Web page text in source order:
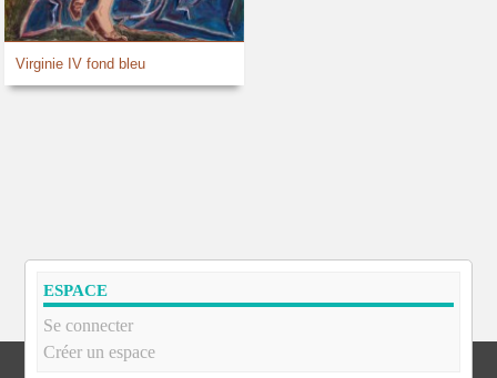
Virginie IV fond bleu
ESPACE
Se connecter
Créer un espace